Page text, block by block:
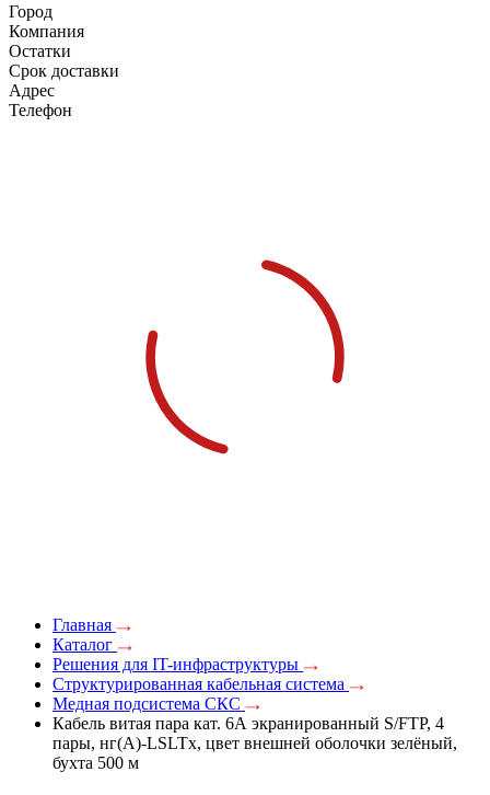
Город
Компания
Остатки
Срок доставки
Адрес
Телефон
Главная
Каталог
Решения для IT-инфраструктуры
Структурированная кабельная система
Медная подсистема СКС
Кабель витая пара кат. 6А экранированный S/FTP, 4
пары, нг(А)-LSLTx, цвет внешней оболочки зелёный,
бухта 500 м